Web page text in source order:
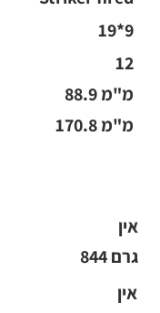
19*9
12
88.9 מ"מ
170.8 מ"מ
אין
844 גרם
אין